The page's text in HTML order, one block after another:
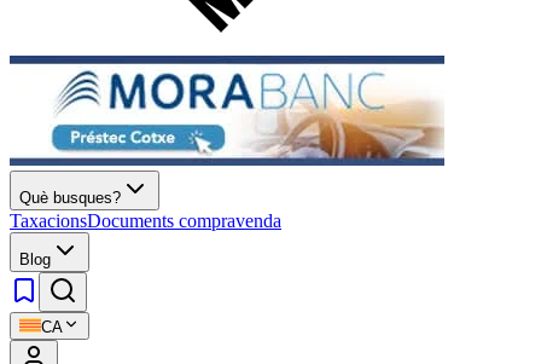
Què busques?
TaxacionsDocuments compravenda
Blog
CA